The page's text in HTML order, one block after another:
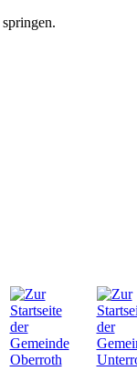
springen.